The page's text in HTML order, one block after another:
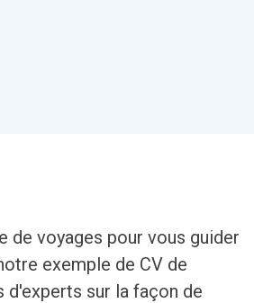
de voyages pour vous guider
exemple de CV de
sur la façon de